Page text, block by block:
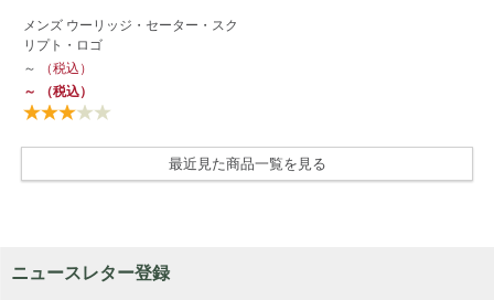
メンズ ウーリッジ・セーター・スク
リプト・ロゴ
～
（税込）
～
（税込）
最近見た商品一覧を見る
ニュースレター登録